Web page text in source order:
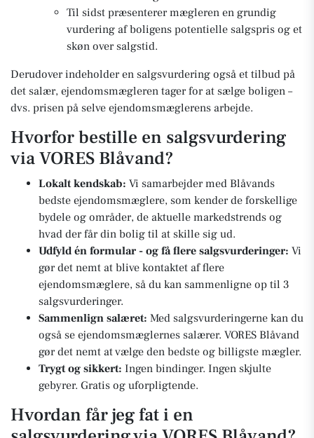
Til sidst præsenterer mægleren en grundig
vurdering af boligens potentielle salgspris og et
skøn over salgstid.
Derudover indeholder en salgsvurdering også et tilbud på
det salær, ejendomsmægleren tager for at sælge boligen –
dvs. prisen på selve ejendomsmæglerens arbejde.
Hvorfor bestille en salgsvurdering
via VORES Blåvand?
Lokalt kendskab: Vi samarbejder med Blåvands
bedste ejendomsmæglere, som kender de forskellige
bydele og områder, de aktuelle markedstrends og
hvad der får din bolig til at skille sig ud.
Udfyld én formular - og få flere salgsvurderinger: Vi
gør det nemt at blive kontaktet af flere
ejendomsmæglere, så du kan sammenligne op til 3
salgsvurderinger.
Sammenlign salæret: Med salgsvurderingerne kan du
også se ejendomsmæglernes salærer. VORES Blåvand
gør det nemt at vælge den bedste og billigste mægler.
Trygt og sikkert: Ingen bindinger. Ingen skjulte
gebyrer. Gratis og uforpligtende.
Hvordan får jeg fat i en